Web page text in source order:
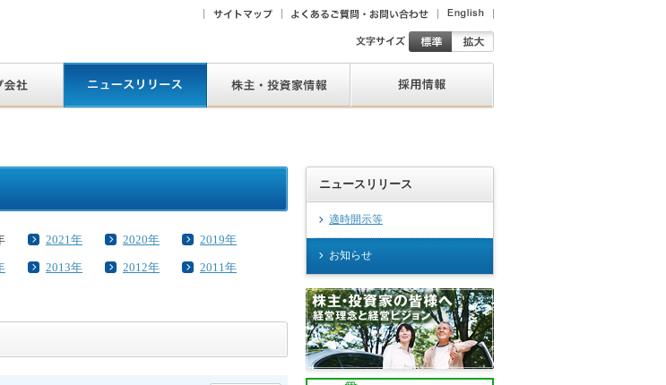
2021年 2020年 2019年
2013年 2012年 2011年
ニュースリリース
適時開示等
お知らせ